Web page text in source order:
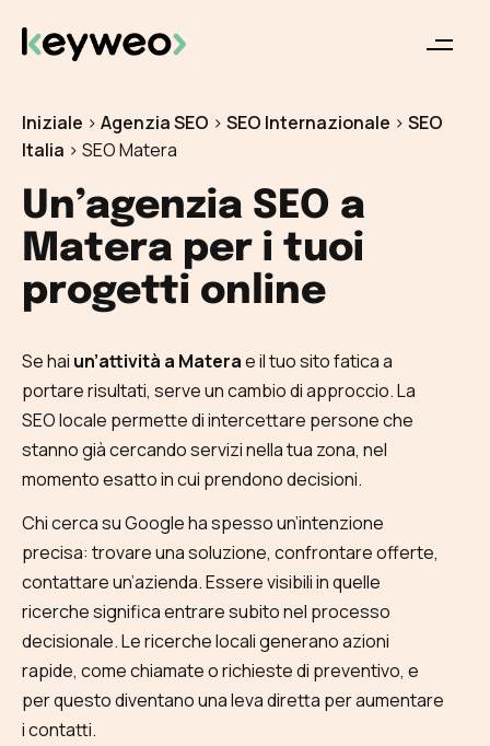
Iniziale > Agenzia SEO > SEO Internazionale > SEO
Italia > SEO Matera
Un’agenzia SEO a
Matera per i tuoi
progetti online
Se hai un’attività a Materae il tuo sito fatica a
portare risultati, serve un cambio di approccio. La
SEO locale permette di intercettare persone che
stanno già cercando servizi nella tua zona, nel
momento esatto in cui prendono decisioni.
Chi cerca su Google ha spesso un’intenzione
precisa: trovare una soluzione, confrontare offerte,
contattare un’azienda. Essere visibili in quelle
ricerche significa entrare subito nel processo
decisionale. Le ricerche locali generano azioni
rapide, come chiamate o richieste di preventivo, e
per questo diventano una leva diretta per aumentare
i contatti.